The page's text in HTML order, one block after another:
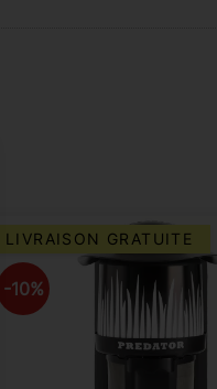
10%
LIVRAISON GRATUITE